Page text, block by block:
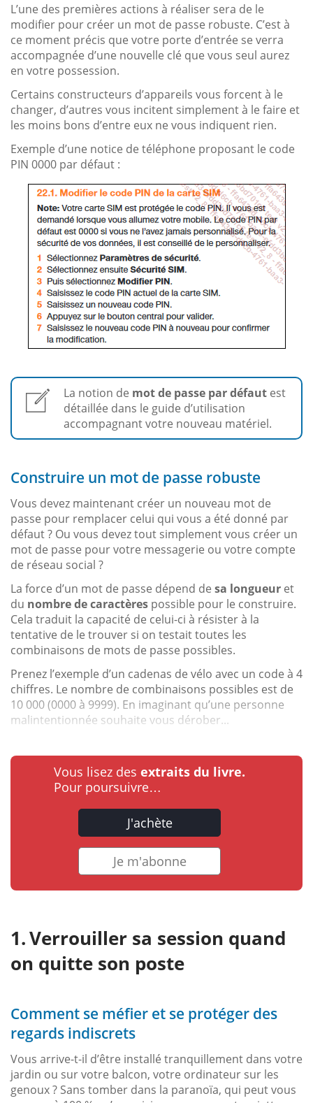
L’une des premières actions à réaliser sera de le
modifier pour créer un mot de passe robuste. C’est à
ce moment précis que votre porte d’entrée se verra
accompagnée d’une nouvelle clé que vous seul aurez
en votre possession.
Certains constructeurs d’appareils vous forcent à le
changer, d’autres vous incitent simplement à le faire et
les moins bons d’entre eux ne vous indiquent rien.
Exemple d’une notice de téléphone proposant le code
PIN 0000 par défaut :
La notion de mot de passe par défaut est
détaillée dans le guide d’utilisation
accompagnant votre nouveau matériel.
Construire un mot de passe robuste
Vous devez maintenant créer un nouveau mot de
passe pour remplacer celui qui vous a été donné par
défaut ? Ou vous devez tout simplement vous créer un
mot de passe pour votre messagerie ou votre compte
de réseau social ?
La force d’un mot de passe dépend de sa longueur et
du nombre de caractères possible pour le construire.
Cela traduit la capacité de celui-ci à résister à la
tentative de le trouver si on testait toutes les
combinaisons de mots de passe possibles.
Prenez l’exemple d’un cadenas de vélo avec un code à 4
chiffres. Le nombre de combinaisons possibles est de
10 000 (0000 à 9999). En imaginant qu’une personne
malintentionnée souhaite vous dérober...
Vous lisez des extraits du livre.
Pour poursuivre…
J'achète
Je m'abonne
Verrouiller sa session quand
on quitte son poste
Comment se méfier et se protéger des
regards indiscrets
Vous arrive-t-il d’être installé tranquillement dans votre
jardin ou sur votre balcon, votre ordinateur sur les
genoux ? Sans tomber dans la paranoïa, qui peut vous